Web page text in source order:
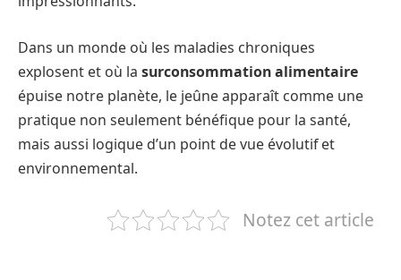
Dans un monde où les maladies chroniques
explosent et où la surconsommation alimentaire
épuise notre planète, le jeûne apparaît comme une
pratique non seulement bénéfique pour la santé,
mais aussi logique d’un point de vue évolutif et
environnemental.
Notez cet article